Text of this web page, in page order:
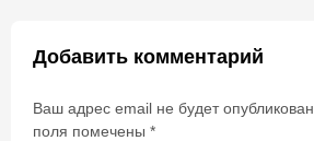
Добавить комментарий
Ваш адрес email не будет опубликован.
поля помечены *